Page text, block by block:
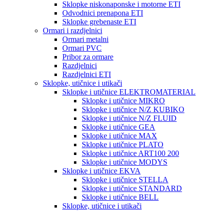
Sklopke niskonaponske i motorne ETI
Odvodnici prenapona ETI
Sklopke grebenaste ETI
Ormari i razdjelnici
Ormari metalni
Ormari PVC
Pribor za ormare
Razdjelnici
Razdjelnici ETI
Sklopke, utičnice i utikači
Sklopke i utičnice ELEKTROMATERIAL
Sklopke i utičnice MIKRO
Sklopke i utičnice N/Z KUBIKO
Sklopke i utičnice N/Z FLUID
Sklopke i utičnice GEA
Sklopke i utičnice MAX
Sklopke i utičnice PLATO
Sklopke i utičnice ART100 200
Sklopke i utičnice MODYS
Sklopke i utičnice EKVA
Sklopke i utičnice STELLA
Sklopke i utičnice STANDARD
Sklopke i utičnice BELL
Sklopke, utičnice i utikači